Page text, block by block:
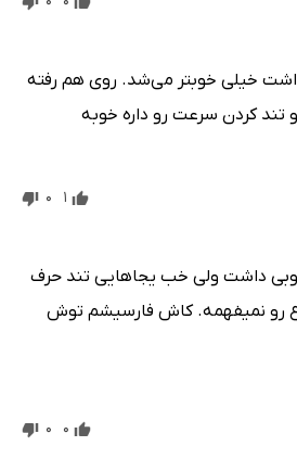
خیلی خوبتر می‌شد. روی هم رفته
تند کردن سرعت رو داره خوبه
1
0
داشت ولی خب یجاهایی تند حرف
رو نمیفهمه. کاش فارسیشم توش
0
0